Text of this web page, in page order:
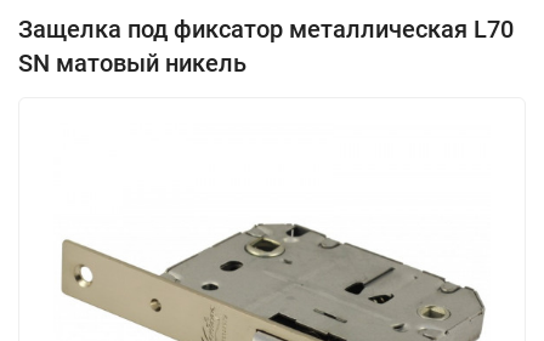
Защелка под фиксатор металлическая L70
SN матовый никель